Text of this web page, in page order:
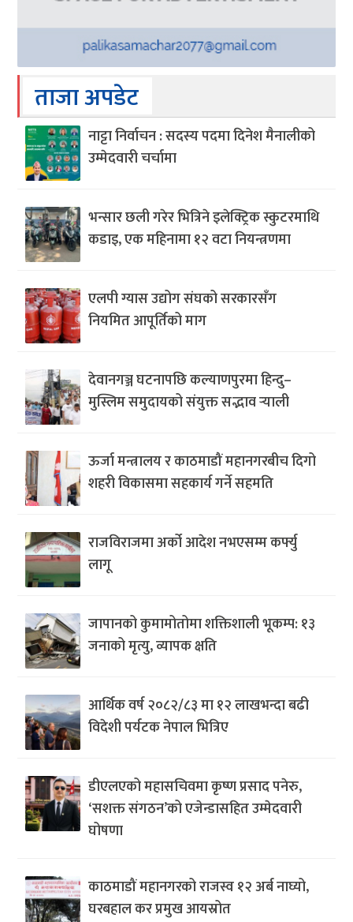
ताजा अपडेट
नाट्टा निर्वाचन : सदस्य पदमा दिनेश मैनालीको
उम्मेदवारी चर्चामा
भन्सार छली गरेर भित्रिने इलेक्ट्रिक स्कुटरमाथि
कडाइ, एक महिनामा १२ वटा नियन्त्रणमा
एलपी ग्यास उद्योग संघको सरकारसँग
नियमित आपूर्तिको माग
देवानगञ्ज घटनापछि कल्याणपुरमा हिन्दु–
मुस्लिम समुदायको संयुक्त सद्भाव र्‍याली
ऊर्जा मन्त्रालय र काठमाडौं महानगरबीच दिगो
शहरी विकासमा सहकार्य गर्ने सहमति
राजविराजमा अर्को आदेश नभएसम्म कर्फ्यु
लागू
जापानको कुमामोतोमा शक्तिशाली भूकम्प: १३
जनाको मृत्यु, व्यापक क्षति
आर्थिक वर्ष २०८२/८३ मा १२ लाखभन्दा बढी
विदेशी पर्यटक नेपाल भित्रिए
डीएलएको महासचिवमा कृष्ण प्रसाद पनेरु,
‘सशक्त संगठन’को एजेन्डासहित उम्मेदवारी
घोषणा
काठमाडौं महानगरको राजस्व १२ अर्ब नाघ्यो,
घरबहाल कर प्रमुख आयस्रोत